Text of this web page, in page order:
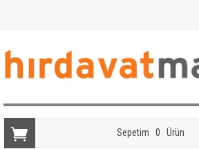
Sepetim 0 Ürün